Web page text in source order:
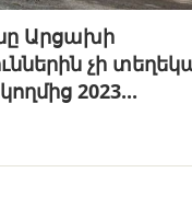
Արցախի
չի
2023...